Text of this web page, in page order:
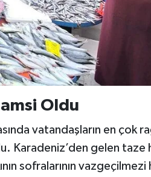
Oldu
vatandaşların en çok
Karadeniz’den gelen taze
sofralarının